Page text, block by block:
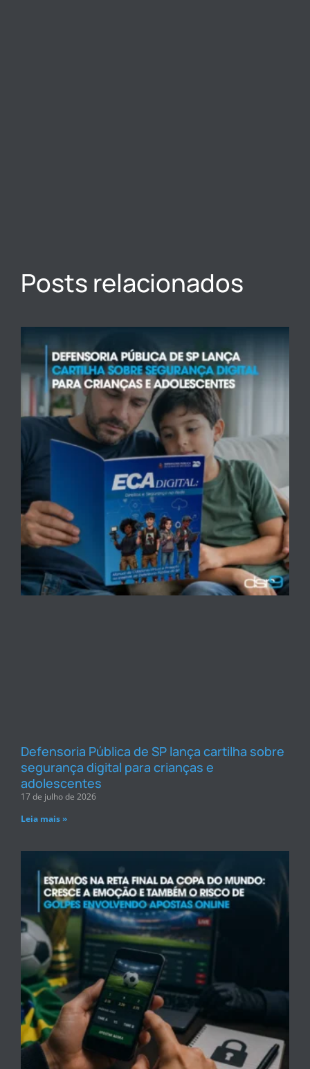
Posts relacionados
Defensoria Pública de SP lança cartilha sobre
segurança digital para crianças e
adolescentes
17 de julho de 2026
Leia mais »